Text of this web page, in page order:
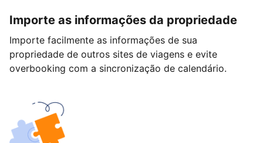
Importe as informações da propriedade
Importe facilmente as informações de sua
propriedade de outros sites de viagens e evite
overbooking com a sincronização de calendário.